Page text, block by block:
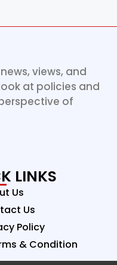
views, and
at policies and
of
LINKS
Us
Us
Policy
& Condition